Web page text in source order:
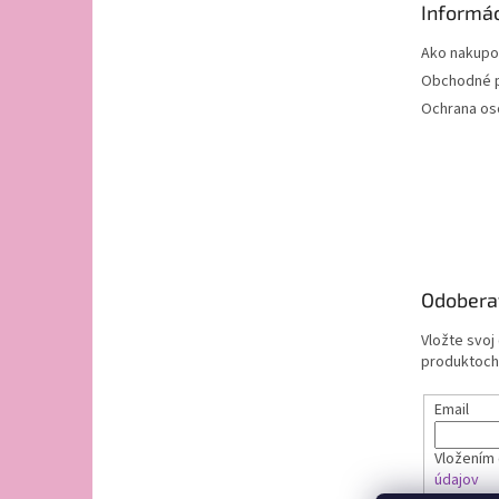
Ako
Obchodné
Ochrana
Vložte svoj
Email
údajov